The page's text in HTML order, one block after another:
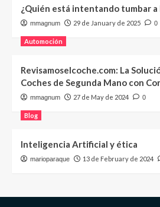
¿Quién está intentando tumbar a
mmagnum 29 de January de 2025 0
Automoción
Revisamoselcoche.com: La
Coches de Segunda Mano con
mmagnum 27 de May de 2024 0
Blog
Inteligencia Artificial y ética
marioparaque 13 de February de 2024